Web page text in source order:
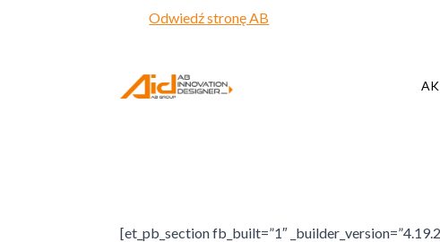
Odwiedź stronę AB
[et_pb_section fb_built=”1″